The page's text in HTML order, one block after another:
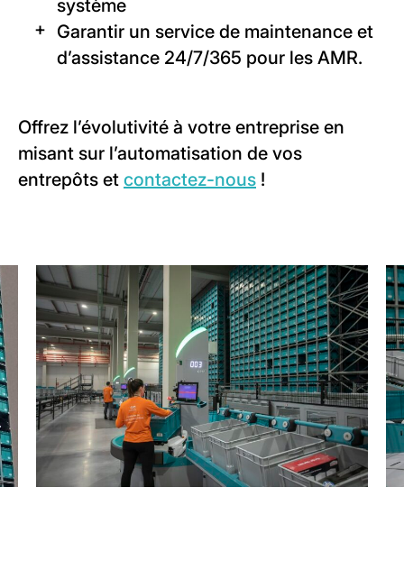
système
Garantir un service de maintenance et
d’assistance 24/7/365 pour les AMR.
Offrez l’évolutivité à votre entreprise en
misant sur l’automatisation de vos
entrepôts et contactez-nous !